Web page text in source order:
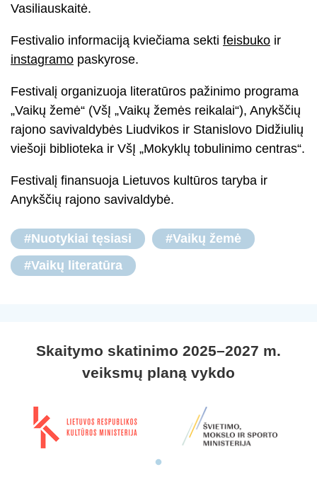
Vasiliauskaitė.
Festivalio informaciją kviečiama sekti feisbuko ir
instagramo paskyrose.
Festivalį organizuoja literatūros pažinimo programa
„Vaikų žemė“ (VšĮ „Vaikų žemės reikalai“), Anykščių
rajono savivaldybės Liudvikos ir Stanislovo Didžiulių
viešoji biblioteka ir VšĮ „Mokyklų tobulinimo centras“.
Festivalį finansuoja Lietuvos kultūros taryba ir
Anykščių rajono savivaldybė.
#Nuotykiai tęsiasi
#Vaikų žemė
#Vaikų literatūra
Skaitymo skatinimo 2025–2027 m.
veiksmų planą vykdo